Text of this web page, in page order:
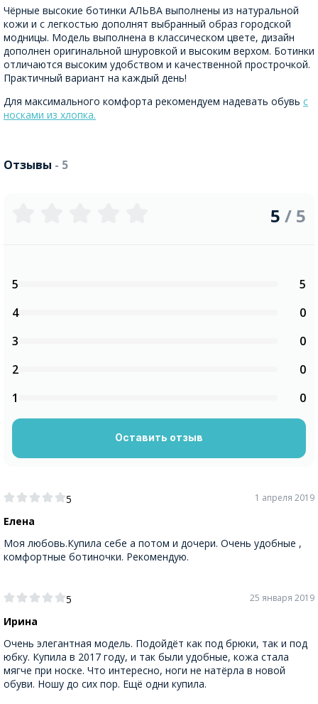
Чёрные высокие ботинки АЛЬВА выполнены из натуральной
кожи и с легкостью дополнят выбранный образ городской
модницы. Модель выполнена в классическом цвете, дизайн
дополнен оригинальной шнуровкой и высоким верхом. Ботинки
отличаются высоким удобством и качественной прострочкой.
Практичный вариант на каждый день!
Для максимального комфорта рекомендуем надевать обувь с
носками из хлопка.
Отзывы - 5
5
Елена
1 апреля 2019
Моя любовь.Купила себе а потом и дочери. Очень удобные ,
комфортные ботиночки. Рекомендую.
5
Ирина
25 января 2019
Очень элегантная модель. Подойдёт как под брюки, так и под
юбку. Купила в 2017 году, и так были удобные, кожа стала
мягче при носке. Что интересно, ноги не натёрла в новой
обуви. Ношу до сих пор. Ещё одни купила.
5 / 5
5
5
4
0
3
0
2
0
1
0
Оставить отзыв